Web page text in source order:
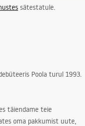
sätestatule.
Poola turul 1993.
täiendame teie
oma pakkumist uute,